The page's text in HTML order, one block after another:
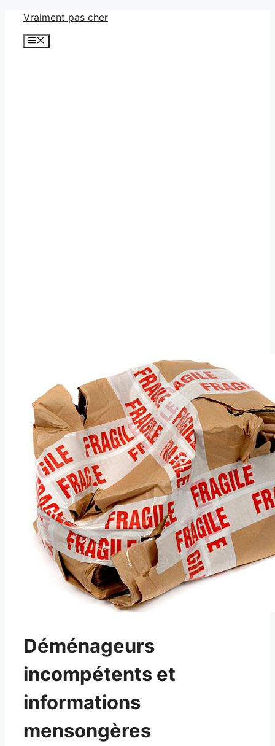
Aller
contenu
Vraiment pas cher
Menu
Déménageurs
incompétents et
informations
mensongères